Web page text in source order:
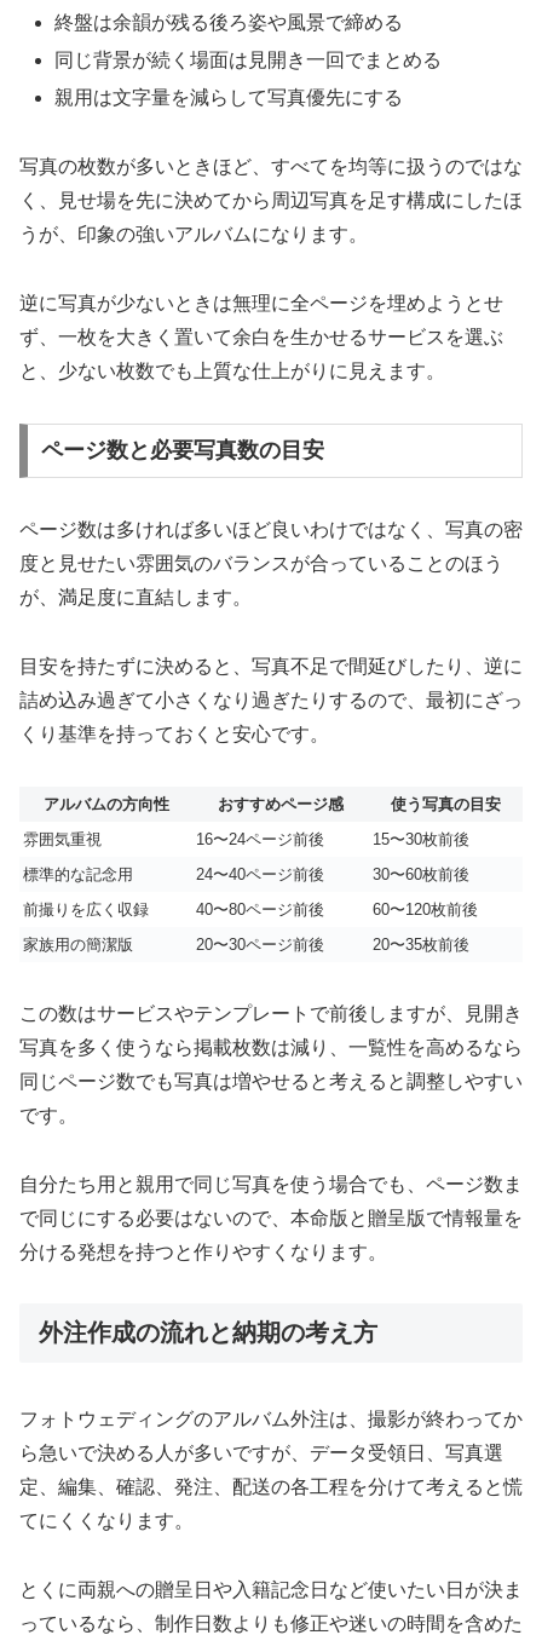
終盤は余韻が残る後ろ姿や風景で締める
同じ背景が続く場面は見開き一回でまとめる
親用は文字量を減らして写真優先にする
写真の枚数が多いときほど、すべてを均等に扱うのではな
く、見せ場を先に決めてから周辺写真を足す構成にしたほ
うが、印象の強いアルバムになります。
逆に写真が少ないときは無理に全ページを埋めようとせ
ず、一枚を大きく置いて余白を生かせるサービスを選ぶ
と、少ない枚数でも上質な仕上がりに見えます。
ページ数と必要写真数の目安
ページ数は多ければ多いほど良いわけではなく、写真の密
度と見せたい雰囲気のバランスが合っていることのほう
が、満足度に直結します。
目安を持たずに決めると、写真不足で間延びしたり、逆に
詰め込み過ぎて小さくなり過ぎたりするので、最初にざっ
くり基準を持っておくと安心です。
アルバムの方向性 おすすめページ感
使う写真の目安
雰囲気重視
16〜24ページ前後
15〜30枚前後
標準的な記念用
24〜40ページ前後
30〜60枚前後
前撮りを広く収録
40〜80ページ前後
60〜120枚前後
家族用の簡潔版
20〜30ページ前後 20〜35枚前後
この数はサービスやテンプレートで前後しますが、見開き
写真を多く使うなら掲載枚数は減り、一覧性を高めるなら
同じページ数でも写真は増やせると考えると調整しやすい
です。
自分たち用と親用で同じ写真を使う場合でも、ページ数ま
で同じにする必要はないので、本命版と贈呈版で情報量を
分ける発想を持つと作りやすくなります。
外注作成の流れと納期の考え方
フォトウェディングのアルバム外注は、撮影が終わってか
ら急いで決める人が多いですが、データ受領日、写真選
定、編集、確認、発注、配送の各工程を分けて考えると慌
てにくくなります。
とくに両親への贈呈日や入籍記念日など使いたい日が決ま
っているなら、制作日数よりも修正や迷いの時間を含めた